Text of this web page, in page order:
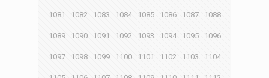
1081 1082 1083 1084 1085 1086 1087 1088
1089 1090 1091 1092 1093 1094 1095 1096
1097 1098 1099 1100 1101 1102 1103 1104